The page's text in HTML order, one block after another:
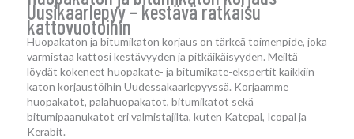
Uusikaarlepyy – kestävä ratkaisu
kattovuotoihin
Huopakaton ja bitumikaton korjaus on tärkeä toimenpide, joka
varmistaa kattosi kestävyyden ja pitkäikäisyyden. Meiltä
löydät kokeneet huopakate- ja bitumikate-ekspertit kaikkiin
katon korjaustöihin Uudessakaarlepyyssä. Korjaamme
huopakatot, palahuopakatot, bitumikatot sekä
bitumipaanukatot eri valmistajilta, kuten Katepal, Icopal ja
Kerabit.